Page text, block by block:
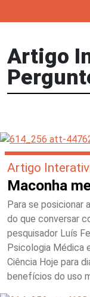
Artigo
Artigo
Maconha
Para se posicionar
do que conversar
pesquisador Luís
Psicologia Médica
Ciência Hoje para
benefícios do uso